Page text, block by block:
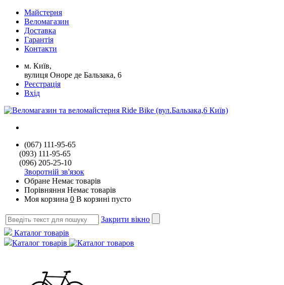
Майстерня
Веломагазин
Доставка
Гарантія
Контакти
м. Київ,
вулиця Оноре де Бальзака, 6
Реєстрація
Вхід
(067) 111-95-65
(093) 111-95-65
(096) 205-25-10
Зворотній зв'язок
Обране Немає товарів
Порівняння Немає товарів
Моя корзина 0 В корзині пусто
Закрити вікно
Каталог товарів
Каталог товарів